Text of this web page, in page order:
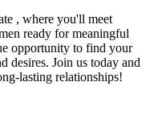
, where you'll meet
ready for meaningful
opportunity to find your
desires. Join us today and
lasting relationships!